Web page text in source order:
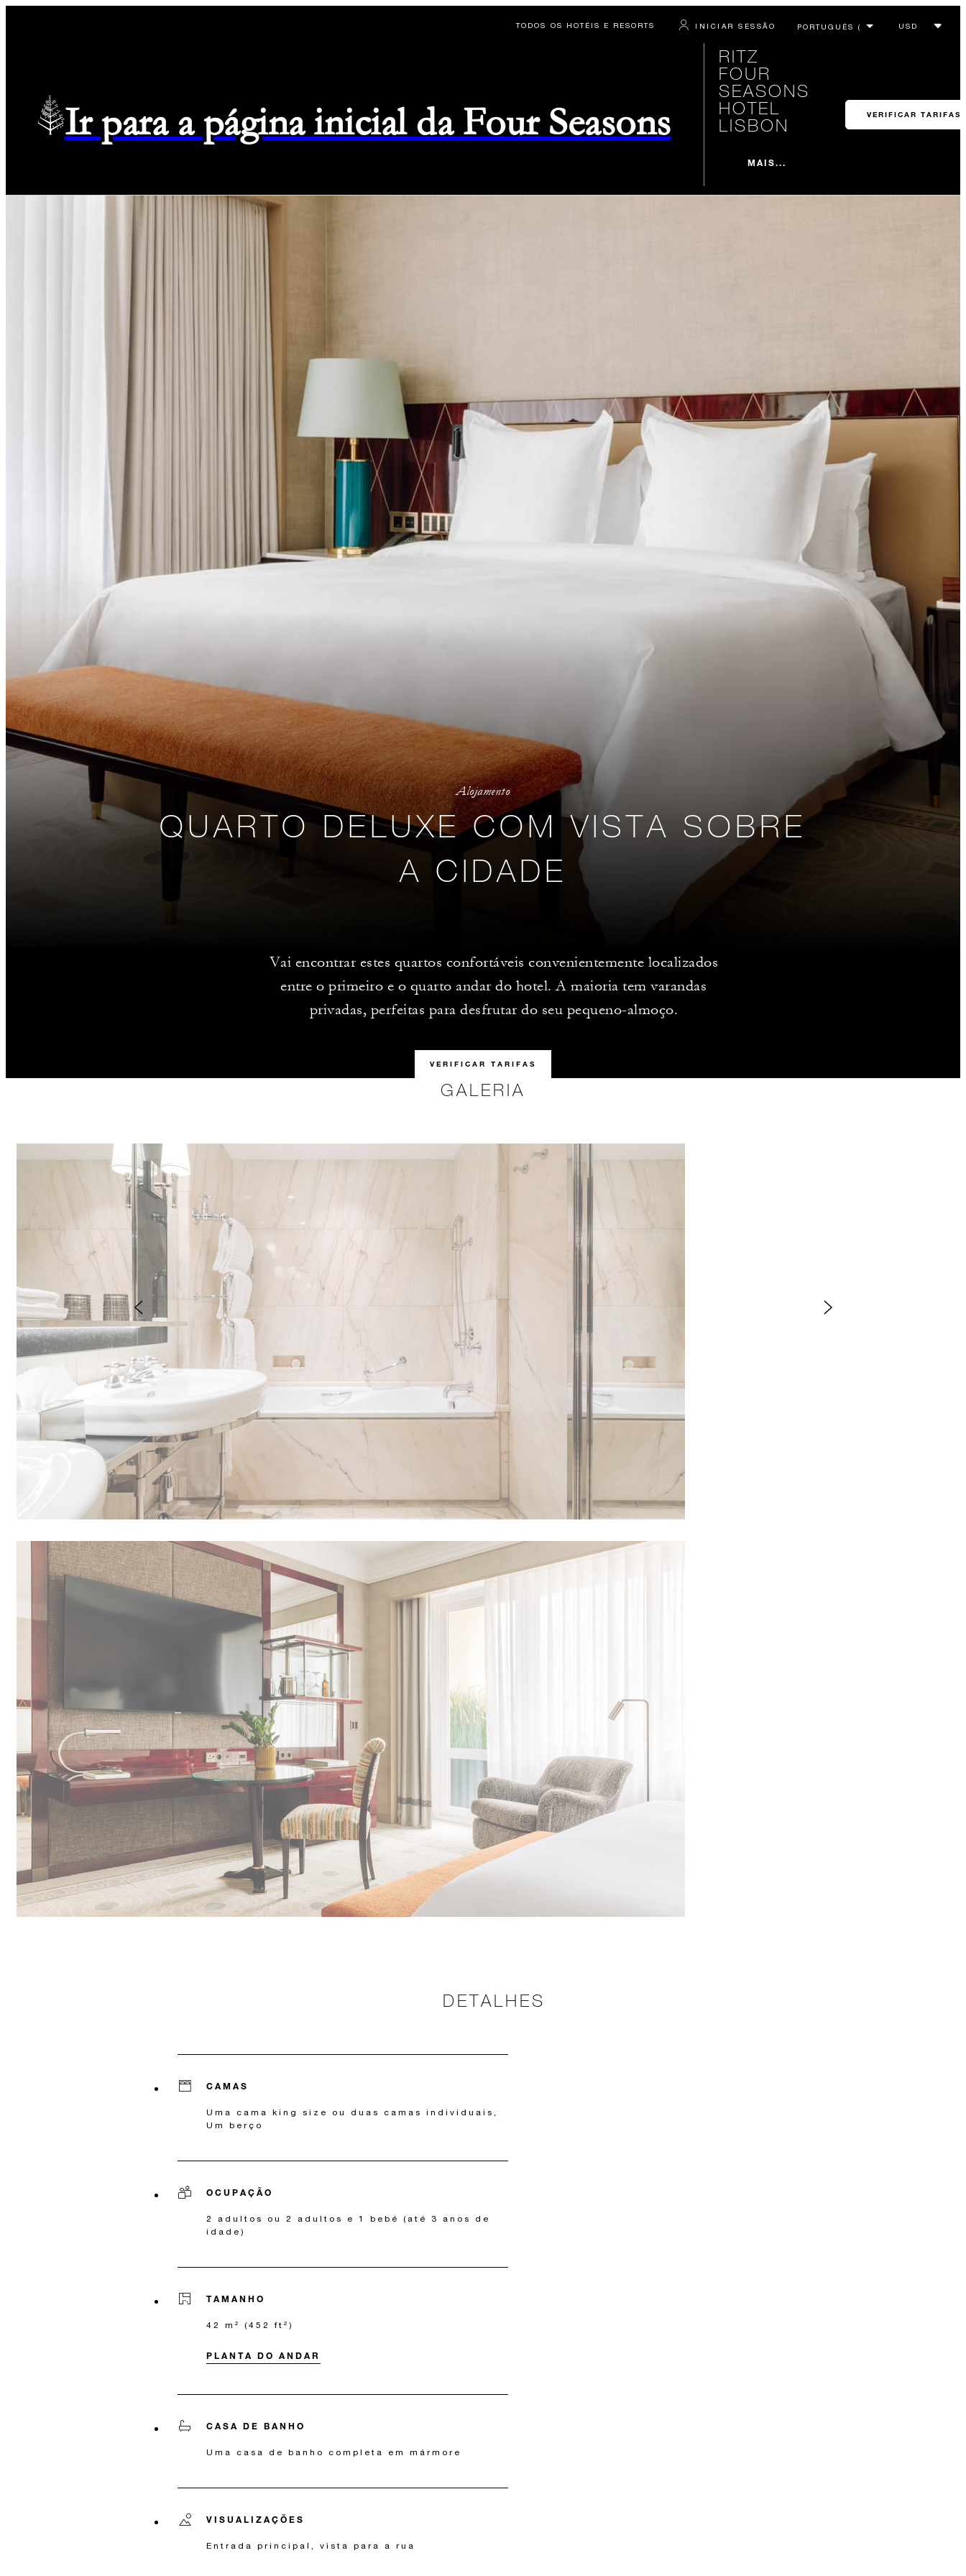
TODOS OS HOTÉIS E RESORTS INICIAR SESSÃO
Ir para a página inicial da Four Seasons
RITZ
FOUR
SEASONS
HOTEL
LISBON
MAIS...
VERIFICAR TARIFAS
Alojamento
QUARTO DELUXE COM VISTA SOBRE
A CIDADE
Vai encontrar estes quartos confortáveis convenientemente localizados
entre o primeiro e o quarto andar do hotel. A maioria tem varandas
privadas, perfeitas para desfrutar do seu pequeno-almoço.
VERIFICAR TARIFAS
GALERIA
DETALHES
CAMAS
Uma cama king size ou duas camas individuais,
Um berço
OCUPAÇÃO
2 adultos ou 2 adultos e 1 bebé (até 3 anos de
idade)
TAMANHO
42 m² (452 ft²)
PLANTA DO ANDAR
CASA DE BANHO
Uma casa de banho completa em mármore
VISUALIZAÇÕES
Entrada principal, vista para a rua